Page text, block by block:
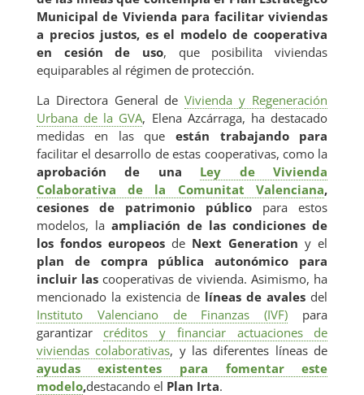
CI
Municipal de Vivienda para facilitar viviendas
a precios justos, es el modelo de cooperativa
en cesión de uso, que posibilita viviendas
equiparables al régimen de protección.
La Directora General deVivienda y Regeneración
Urbana de la GVA, Elena Azcárraga, ha destacado
medidas en las queestán trabajando para
facilitar el desarrollo de estas cooperativas, como la
aprobación de una Ley de Vivienda
Colaborativa de la Comunitat Valenciana,
cesiones de patrimonio público para estos
modelos, la ampliación de las condiciones de
los fondos europeosde Next Generationy el
plan de compra pública autonómico para
incluir las cooperativas de vivienda. Asimismo, ha
mencionado la existencia de líneas de avales del
Instituto Valenciano de Finanzas (IVF) para
garantizarcréditos y financiar actuaciones de
viviendas colaborativas, y las diferentes líneas de
ayudas existentes para fomentar este
modelo,destacando el Plan Irta.